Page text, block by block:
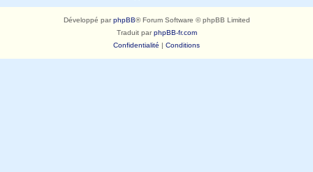
Développé parphpBB® Forum Software © phpBB Limited
Traduit parphpBB-fr.com
Confidentialité | Conditions